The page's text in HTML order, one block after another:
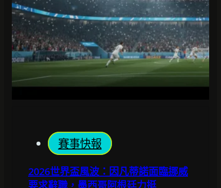
賽事快報
2026世界盃風波：因凡蒂諾面臨挪威
要求辭職，墨西哥阿根廷力挺